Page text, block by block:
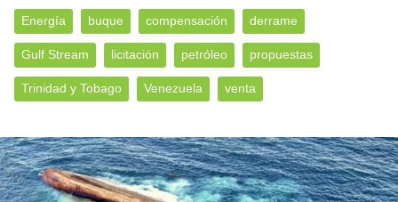
Energía buque compensación derrame
Gulf Stream licitación petróleo propuestas
Trinidad y Tobago Venezuela venta